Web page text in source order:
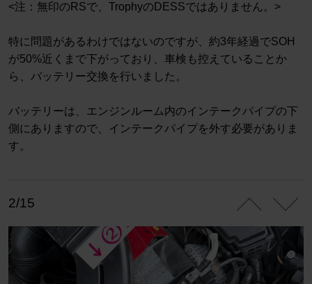
<注：無印のRSで、TrophyのDESSではありません。>
特に問題があるわけではないのですが、約3年経過でSOH
が50%近くまで下がっており、車検も控えていることか
ら、バッテリー交換を行いました。
バッテリーは、エンジンルーム内のインテークパイプの下
側にありますので、インテークパイプを外す必要がありま
す。
2/15